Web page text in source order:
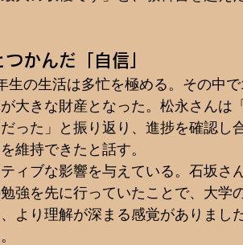
かんだ「自信」
生の生活は多忙を極める。その中
大きな財産となった。松永さんは
った」と振り返り、進捗を確認し
維持できたと話す。
ィブな影響を与えている。石坂さ
強を先に行っていたことで、大学
より理解が深まる感覚がありまし